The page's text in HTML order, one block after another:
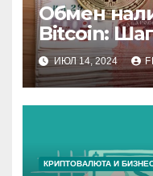
Обмен
Bitcoin:
цифровым
ИЮЛ 14, 2024
КРИПТОВАЛЮТА И